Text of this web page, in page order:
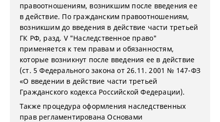
правоотношениям, возникшим после введения ее
в действие. По гражданским правоотношениям,
возникшим до введения в действие части третьей
ГК РФ, разд. V "Наследственное право"
применяется к тем правам и обязанностям,
которые возникнут после введения ее в действие
(ст. 5 Федерального закона от 26.11. 2001 № 147-ФЗ
«О введении в действие части третьей
Гражданского кодекса Российской Федерации).
Также процедура оформления наследственных
прав регламентирована Основами